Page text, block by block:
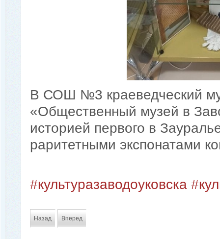
В СОШ №3 краеведческий
«Общественный музей в
историей первого в
раритетными экспонатами
#культуразаводоуковска
Назад Вперед